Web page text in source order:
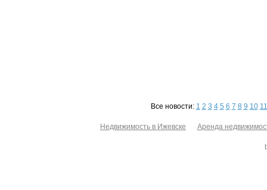
Все новости: 1 2 3 4 5 6 7 8 9 10 11
Недвижимость в Ижевске Аренда